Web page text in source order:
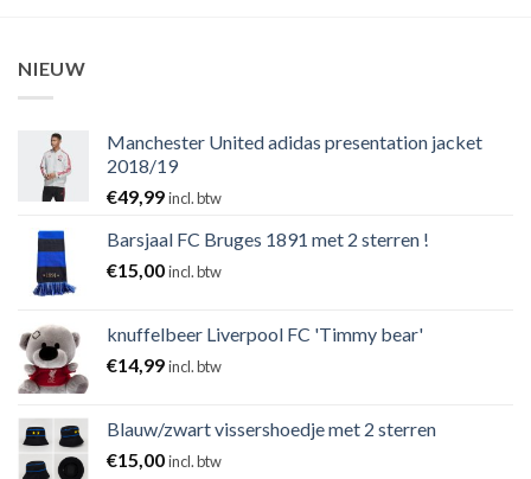
NIEUW
Manchester United adidas presentation jacket
2018/19
€49,99incl. btw
Barsjaal FC Bruges 1891 met 2 sterren !
€15,00incl. btw
knuffelbeer Liverpool FC 'Timmy bear'
€14,99incl. btw
Blauw/zwart vissershoedje met 2 sterren
€15,00incl. btw